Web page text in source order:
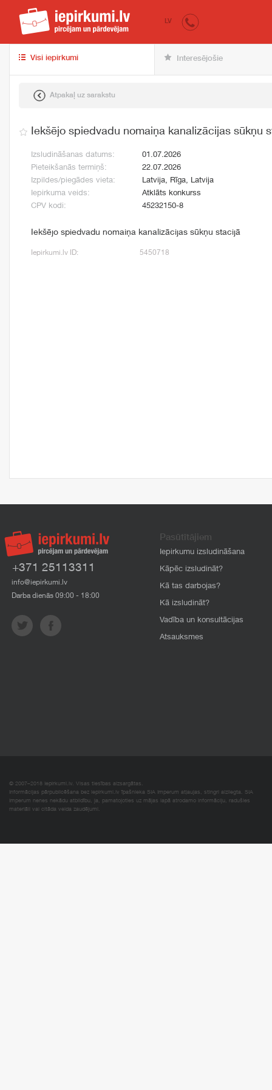
iepirkumi.lv
LV
Visi iepirkumi Interesējošie
Atpakaļ uz sarakstu
Iekšējo spiedvadu nomaiņa kanalizācijas sūkņu
Izsludināšanas datums:
01.07.2026
Pieteikšanās termiņš:
22.07.2026
Izpildes/piegādes vieta:
Latvija, Rīga, Latvija
Iepirkuma veids:
Atklāts konkurss
CPV kodi:
45232150-8
Iekšējo spiedvadu nomaiņa kanalizācijas sūkņu stacijā
Iepirkumi.lv ID: 5450718
+371 25113311
info@iepirkumi.lv
Darba dienās 09:00 - 18:00
Pasūtītājiem
Iepirkumu izsludināšana
Kāpēc izsludināt?
Kā tas darbojas?
Kā izsludināt?
Vadība un konsultācijas
Atsauksmes
© 2007–2018 Iepirkumi.lv. Visas tiesības aizsargātas.
Informācijas pārpublicēšana bez iepirkumi.lv īpašnieka SIA Imperum atļaujas, stingri aizliegta. SIA
Imperum nenes nekādu atbildību, ja, pamatojoties uz mājas lapā atrodamo informāciju, radušies
materiāli vai citāda veida zaudējumi.